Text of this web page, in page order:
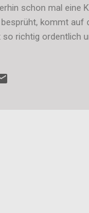
schon mal eine
kommt auf
richtig ordentlich